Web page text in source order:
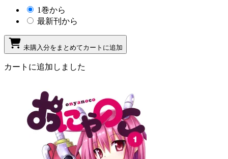
1巻から
最新刊から
未購入分をまとめてカートに追加
カートに追加しました